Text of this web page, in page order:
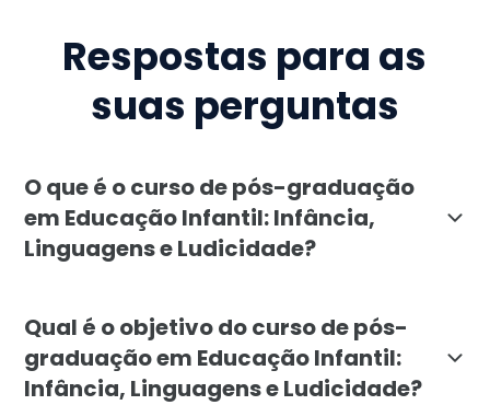
Respostas para as
suas perguntas
O que é o curso de pós-graduação
em Educação Infantil: Infância,
Linguagens e Ludicidade?
Qual é o objetivo do curso de pós-
graduação em Educação Infantil:
Infância, Linguagens e Ludicidade?